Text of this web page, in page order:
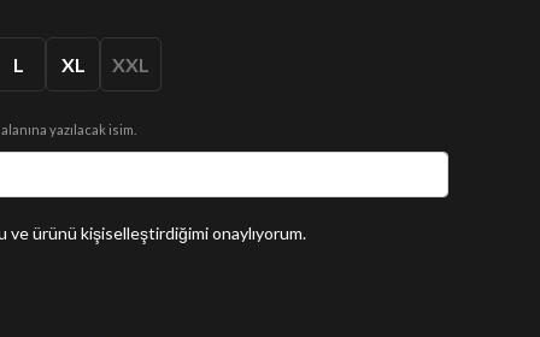
L XL XXL
yazılacak isim.
ve ürünü kişiselleştirdiğimi onaylıyorum.